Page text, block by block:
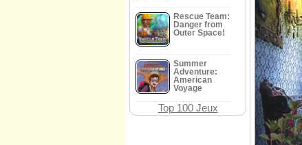
Rescue Team:
Danger from
Outer Space!
Summer
Adventure:
American
Voyage
Top 100 Jeux